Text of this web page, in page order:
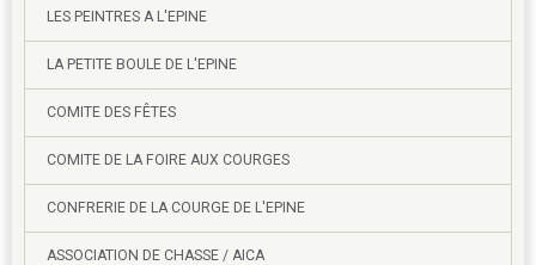
LES PEINTRES A L'EPINE
LA PETITE BOULE DE L'EPINE
COMITE DES FÊTES
COMITE DE LA FOIRE AUX COURGES
CONFRERIE DE LA COURGE DE L'EPINE
ASSOCIATION DE CHASSE / AICA